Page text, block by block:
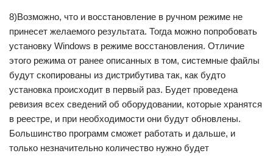
8)Возможно, что и восстановление в ручном режиме не
принесет желаемого результата. Тогда можно попробовать
установку Windows в режиме восстановления. Отличие
этого режима от ранее описанных в том, системные файлы
будут скопированы из дистрибутива так, как будто
установка происходит в первый раз. Будет проведена
ревизия всех сведений об оборудовании, которые хранятся
в реестре, и при необходимости они будут обновлены.
Большинство программ сможет работать и дальше, и
только незначительно количество нужно будет